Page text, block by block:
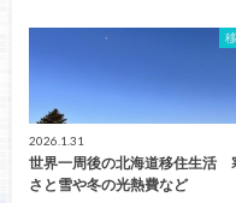
2026.1.31
世界一周後の北海道移住生活
さと雪や冬の光熱費など